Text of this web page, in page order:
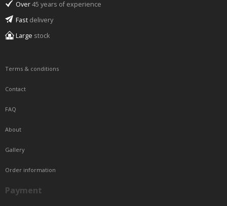
Over45 years of experience
Fast delivery
Large stock
Terms & conditions
Contact
FAQ
About
Gallery
Order information
Payment